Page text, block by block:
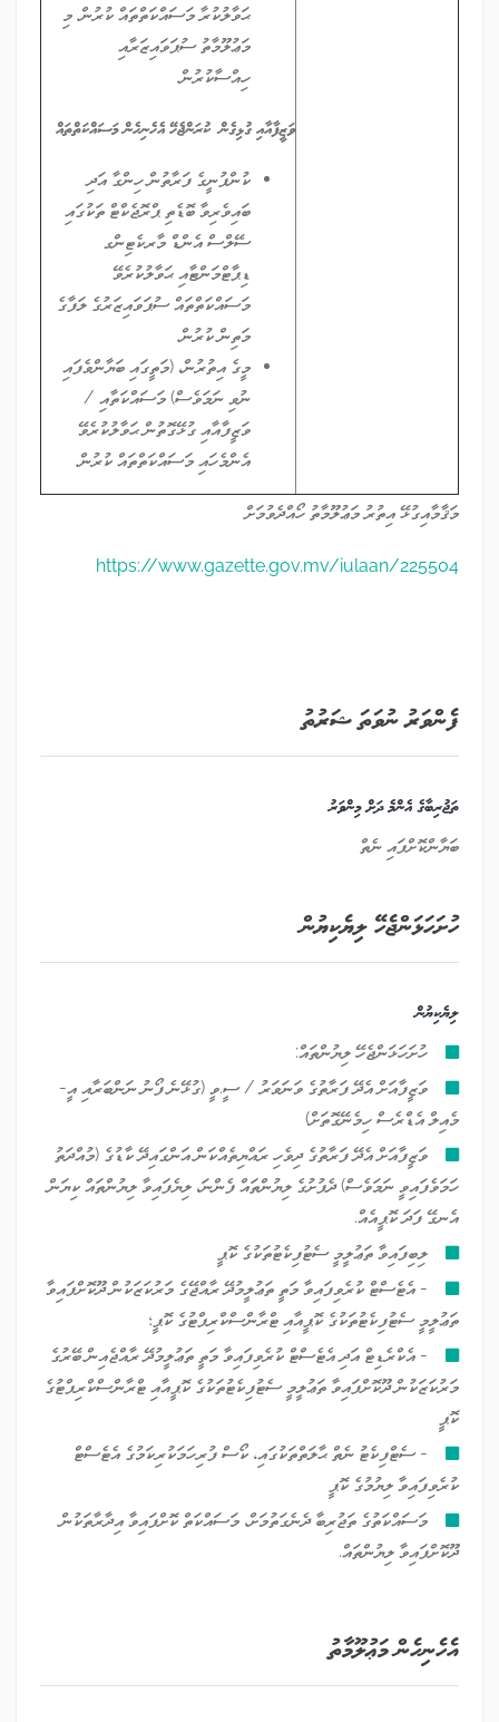
ޙަވާލުކުރާ މަސައްކަތްތައް ކުރުން. މި
މަޢުލޫމާތު ސުޕަވައިޒަރާއި
ހިއްސާކުރުން.
ވަޒީފާއާއި ގުޅިގެން ކުރަންޖެހޭ އެހެނިހެން މަސައްކަތްތައް
ކުންފުނީގެ ފަރާތުން ހިންގާ އަދި
ބައިވެރިވާ ބޮޑެތި ޕްރޮޖެކްޓް ތަކުގައި
ސޭލްސް އެންޑް މާރކެޓިންގ
ޑިޕާޓްމަންޓާއި ޙަވާލުކުރެވޭ
މަސައްކަތްތައް ސުޕަވައިޒަރުގެ ލަފާގެ
މަތިން ކުރުން.
މީގެ އިތުރުން، (މަތީގައި ބަޔާންވެފައި
ނުވި ނަމަވެސް) މަސައްކަތާއި /
ވަޒީފާއާއި ގުޅޭގޮތުން ޙަވާލުކުރެވޭ
އެންމެހައި މަސައްކަތްތައް ކުރުން.
މަޤާމާއިގުޅޭ އިތުރު މަޢުލޫމާތު ހޯއްދެވުމަށް
https://www.gazette.gov.mv/iulaan/225504
ފެންވަރު ނުވަތަ ޝަރުތު
ތަޖުރިބާގެ އެންމެ ދަށް މިންވަރު
ބަޔާންކޮށްފައި ނެތް
ހުށަހަޅަންޖެހޭ ލިޔެކިޔުން
ލިޔެކިޔުން
ހުށަހަޅަންޖެހޭ ލިޔުންތައް:
ވަޒީފާއަށް އެދޭ ފަރާތުގެ ވަނަވަރު / ސީ.ވީ (ގުޅޭނެ ފޯނު ނަންބަރާއި އީ-
މެއިލް އެޑްރެސް ހިމެނޭގޮތަށް)
ވަޒީފާއަށް އެދޭ ފަރާތުގެ ދިވެހި ރައްޔިތެއްކަން އަންގައިދޭ ކާޑުގެ (މުއްދަތު
ހަމަވެފައިވީ ނަމަވެސް) ދެފުށުގެ ލިޔުންތައް ފެންނަ، ލިޔެފައިވާ ލިޔުންތައް ކިޔަން
އެނގޭ ފަދަ ކޮޕީއެއް.
ލިބިފައިވާ ތަޢުލީމީ ސެޓުފިކެޓުތަކުގެ ކޮޕީ
- އެޓެސްޓް ކުރެވިފައިވާ މަތީ ތަޢުލީމުދޭ ރާއްޖޭގެ މަރުކަޒަކުން ދޫކޮށްފައިވާ
ތަޢުލީމީ ސެޓުފިކެޓުތަކުގެ ކޮޕީއާއި ޓްރާންސްކްރިޕްޓުގެ ކޮޕީ؛
- އެކްރެޑިޓް އަދި އެޓެސްޓް ކުރެވިފައިވާ މަތީ ތަޢުލީމުދޭ ރާއްޖެއިން ބޭރުގެ
މަރުކަޒަކުން ދޫކޮށްފައިވާ ތަޢުލީމީ ސެޓުފިކެޓުތަކުގެ ކޮޕީއާއި ޓްރާންސްކްރިޕްޓުގެ
ކޮޕީ
- ސެޓްފިކެޓު ނެތް ޙާލަތްތަކުގައި، ކޯސް ފުރިހަމަކުރިކަމުގެ އެޓެސްޓް
ކުރެވިފައިވާ ލިޔުމުގެ ކޮޕީ
މަސައްކަތުގެ ތަޖުރިބާ ދެނެގަތުމަށް، މަސައްކަތް ކޮށްފައިވާ އިދާރާތަކުން
ދޫކޮށްފައިވާ ލިޔުންތައް.
އެހެނިހެން މަޢުލޫމާތު